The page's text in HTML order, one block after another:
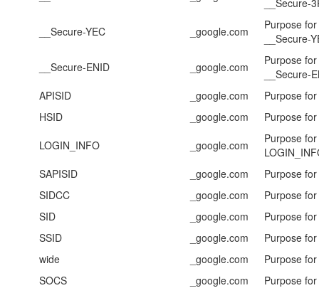
__Secure-YEC
_google.com
Purpose for
__Secure-
__Secure-ENID
_google.com
Purpose for
__Secure-
APISID
_google.com
Purpose
HSID
_google.com
Purpose
LOGIN_INFO
_google.com
Purpose for
SAPISID
_google.com
Purpose
SIDCC
_google.com
Purpose
SID
_google.com
Purpose
SSID
_google.com
Purpose
wide
_google.com
Purpose
SOCS
_google.com
Purpose